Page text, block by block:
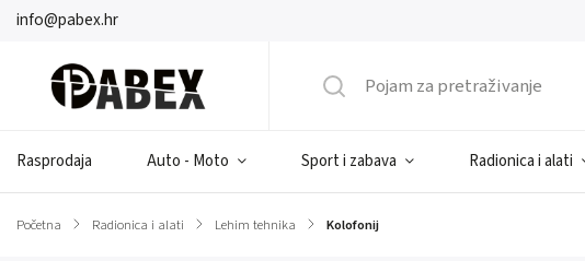
info@pabex.hr
Rasprodaja Auto - Moto Sport i zabava Radionica i alati
Početna / Radionica i alati / Lehim tehnika / Kolofonij